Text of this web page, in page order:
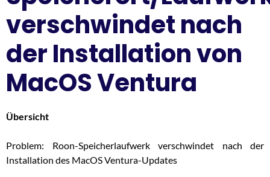
verschwindet nach
der Installation von
MacOS Ventura
Übersicht
Problem: Roon-Speicherlaufwerk verschwindet nach der
Installation des MacOS Ventura-Updates